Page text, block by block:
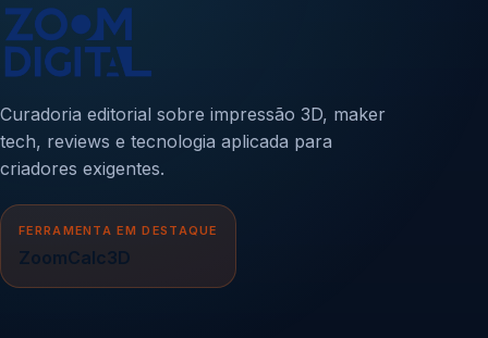
Curadoria editorial sobre impressão 3D, maker
tech, reviews e tecnologia aplicada para
criadores exigentes.
FERRAMENTA EM DESTAQUE
ZoomCalc3D